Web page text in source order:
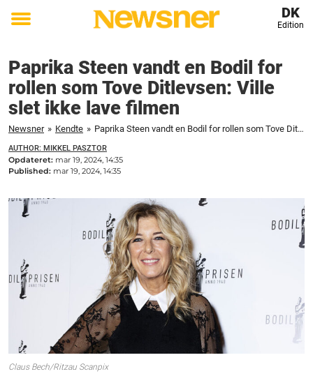
Toggle
DK
Edition
Paprika Steen vandt en Bodil for
rollen som Tove Ditlevsen: Ville
slet ikke lave filmen
Newsner » Kendte » Paprika Steen vandt en Bodil for rollen som Tove Ditlevsen: Ville slet ikke lave filmen
AUTHOR: MIKKEL PASZTOR
Opdateret: mar 19, 2024, 14:35
Published: mar 19, 2024, 14:35
Claus Bech/Ritzau Scanpix